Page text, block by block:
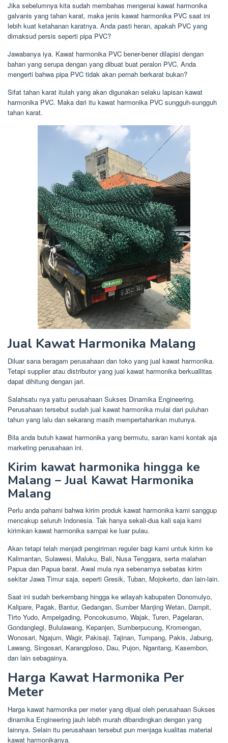
Jika sebelumnya kita sudah membahas mengenai kawat harmonika
galvanis yang tahan karat, maka jenis kawat harmonika PVC saat ini
lebih kuat ketahanan karatnya. Anda pasti heran, apakah PVC yang
dimaksud persis seperti pipa PVC?
Jawabanya iya. Kawat harmonika PVC bener-bener dilapisi dengan
bahan yang serupa dengan yang dibuat buat peralon PVC. Anda
mengerti bahwa pipa PVC tidak akan pernah berkarat bukan?
Sifat tahan karat itulah yang akan digunakan selaku lapisan kawat
harmonika PVC. Maka dari itu kawat harmonika PVC sungguh-sungguh
tahan karat.
Jual Kawat Harmonika Malang
Diluar sana beragam perusahaan dan toko yang jual kawat harmonika.
Tetapi supplier atau distributor yang jual kawat harmonika berkuallitas
dapat dihitung dengan jari.
Salahsatu nya yaitu perusahaan Sukses Dinamika Engineering.
Perusahaan tersebut sudah jual kawat harmonika mulai dari puluhan
tahun yang lalu dan sekarang masih mempertahankan mutunya.
Bila anda butuh kawat harmonika yang bermutu, saran kami kontak aja
marketing perusahaan ini.
Kirim kawat harmonika hingga ke
Malang – Jual Kawat Harmonika
Malang
Perlu anda pahami bahwa kirim produk kawat harmonika kami sanggup
mencakup seluruh Indonesia. Tak hanya sekali-dua kali saja kami
kirimkan kawat harmonika sampai ke luar pulau.
Akan tetapi telah menjadi pengiriman reguler bagi kami untuk kirim ke
Kalimantan, Sulawesi, Maluku, Bali, Nusa Tenggara, serta malahan
Papua dan Papua barat. Awal mula nya sebenarnya sebatas kirim
sekitar Jawa Timur saja, seperti Gresik, Tuban, Mojokerto, dan lain-lain.
Saat ini sudah berkembang hingga ke wilayah kabupaten Donomulyo,
Kalipare, Pagak, Bantur, Gedangan, Sumber Manjing Wetan, Dampit,
Tirto Yudo, Ampelgading, Poncokusumo, Wajak, Turen, Pagelaran,
Gondanglegi, Bululawang, Kepanjen, Sumberpucung, Kromengan,
Wonosari, Ngajum, Wagir, Pakisaji, Tajinan, Tumpang, Pakis, Jabung,
Lawang, Singosari, Karangploso, Dau, Pujon, Ngantang, Kasembon,
dan lain sebagainya.
Harga Kawat Harmonika Per
Meter
Harga kawat harmonika per meter yang dijual oleh perusahaan Sukses
dinamika Engineering jauh lebih murah dibandingkan dengan yang
lainnya. Selain itu perusahaan tersebut pun menjaga kualitas material
kawat harmonikanya.